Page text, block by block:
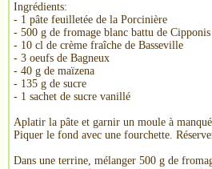
Ingrédients:
- 1 pâte feuilletée de la Porcinière
- 500 g de fromage blanc battu de Cipponis
- 10 cl de crème fraîche de Basseville
- 3 oeufs de Bagneux
- 40 g de maïzena
- 135 g de sucre
- 1 sachet de sucre vanillé
Aplatir la pâte et garnir un moule à
Piquer le fond avec une fourchette.
Dans une terrine, mélanger 500 g de